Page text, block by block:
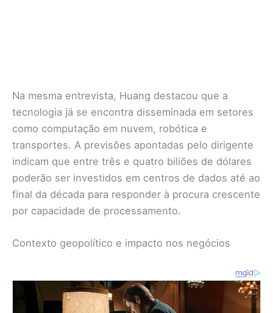
Na mesma entrevista, Huang destacou que a
tecnologia já se encontra disseminada em setores
como computação em nuvem, robótica e
transportes. A previsões apontadas pelo dirigente
indicam que entre três e quatro biliões de dólares
poderão ser investidos em centros de dados até ao
final da década para responder à procura crescente
por capacidade de processamento.
Contexto geopolítico e impacto nos negócios